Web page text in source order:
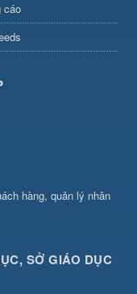
cáo
hàng, quản lý nhân
SỞ GIÁO DỤC